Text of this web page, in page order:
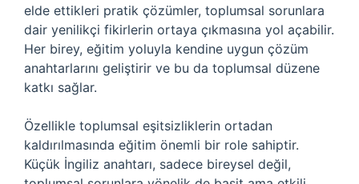
elde ettikleri pratik çözümler, toplumsal sorunlara
dair yenilikçi fikirlerin ortaya çıkmasına yol açabilir.
Her birey, eğitim yoluyla kendine uygun çözüm
anahtarlarını geliştirir ve bu da toplumsal düzene
katkı sağlar.
Özellikle toplumsal eşitsizliklerin ortadan
kaldırılmasında eğitim önemli bir role sahiptir.
Küçük İngiliz anahtarı, sadece bireysel değil,